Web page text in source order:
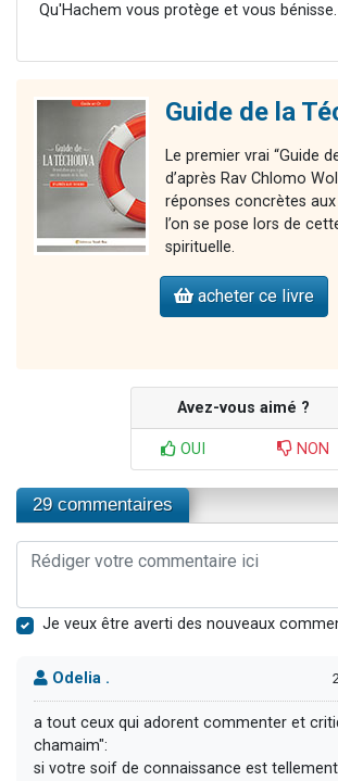
Qu'Hachem vous protège et vous bénisse.
Guide de la
Le premier vrai “Guide
d’après Rav Chlomo
réponses concrètes
l’on se pose lors de
spirituelle.
acheter ce livre
Avez-vous aimé ?
OUI NON
29 commentaires
Je veux être averti des nouveaux
Odelia .
a tout ceux qui adorent commenter et
chamaim":
si votre soif de connaissance est